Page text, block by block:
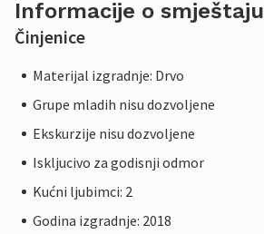
Informacije o smještaju
Činjenice
Materijal izgradnje: Drvo
Grupe mladih nisu dozvoljene
Ekskurzije nisu dozvoljene
Iskljucivo za godisnji odmor
Kućni ljubimci: 2
Godina izgradnje: 2018